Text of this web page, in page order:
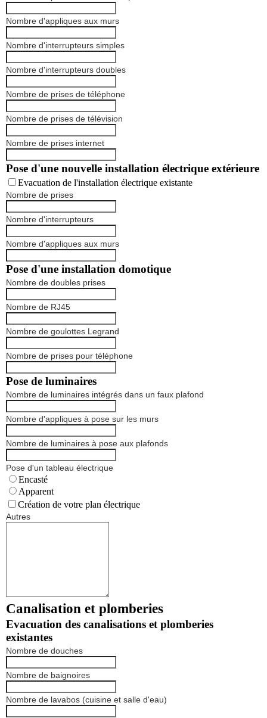
Nombre d'appliques aux murs
Nombre d'interrupteurs simples
Nombre d'interrupteurs doubles
Nombre de prises de téléphone
Nombre de prises de télévision
Nombre de prises internet
Pose d'une nouvelle installation électrique extérieure
Evacuation de l'installation électrique existante
Nombre de prises
Nombre d'interrupteurs
Nombre d'appliques aux murs
Pose d'une installation domotique
Nombre de doubles prises
Nombre de RJ45
Nombre de goulottes Legrand
Nombre de prises pour téléphone
Pose de luminaires
Nombre de luminaires intégrés dans un faux plafond
Nombre d'appliques à pose sur les murs
Nombre de luminaires à pose aux plafonds
Pose d'un tableau électrique
Encasté
Apparent
Création de votre plan électrique
Autres
Canalisation et plomberies
Evacuation des canalisations et plomberies
existantes
Nombre de douches
Nombre de baignoires
Nombre de lavabos (cuisine et salle d'eau)